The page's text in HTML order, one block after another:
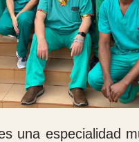
las consultas de alta
evitar viajes a veces muy
de los pacientes y se pueda
la consulta, la realización de
especialmente de
para evaluarlas.